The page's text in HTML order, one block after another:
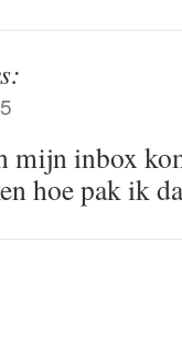
mijn inbox
hoe pak ik